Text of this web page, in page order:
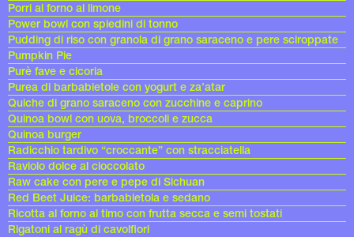
Porri al forno al limone
Power bowl con spiedini di tonno
Pudding di riso con granola di grano saraceno e pere sciroppate
Pumpkin Pie
Purè fave e cicoria
Purea di barbabietole con yogurt e za’atar
Quiche di grano saraceno con zucchine e caprino
Quinoa bowl con uova, broccoli e zucca
Quinoa burger
Radicchio tardivo “croccante” con stracciatella
Raviolo dolce al cioccolato
Raw cake con pere e pepe di Sichuan
Red Beet Juice: barbabietola e sedano
Ricotta al forno al timo con frutta secca e semi tostati
Rigatoni al ragù di cavolfiori